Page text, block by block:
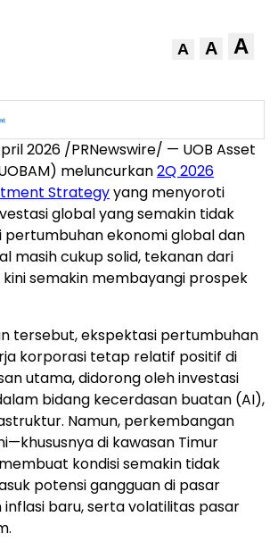
A A A
2026 /PRNewswire/ — UOB Asset
meluncurkan2Q 2026
Strategyyang menyoroti
global yang semakin tidak
pertumbuhan ekonomi global dan
masih cukup solid, tekanan dari
semakin membayangi prospek
tersebut, ekspektasi pertumbuhan
korporasi tetap relatif positif di
utama, didorong oleh investasi
bidang kecerdasan buatan (AI),
Namun, perkembangan
di kawasan Timur
kondisi semakin tidak
potensi gangguan di pasar
baru, serta volatilitas pasar